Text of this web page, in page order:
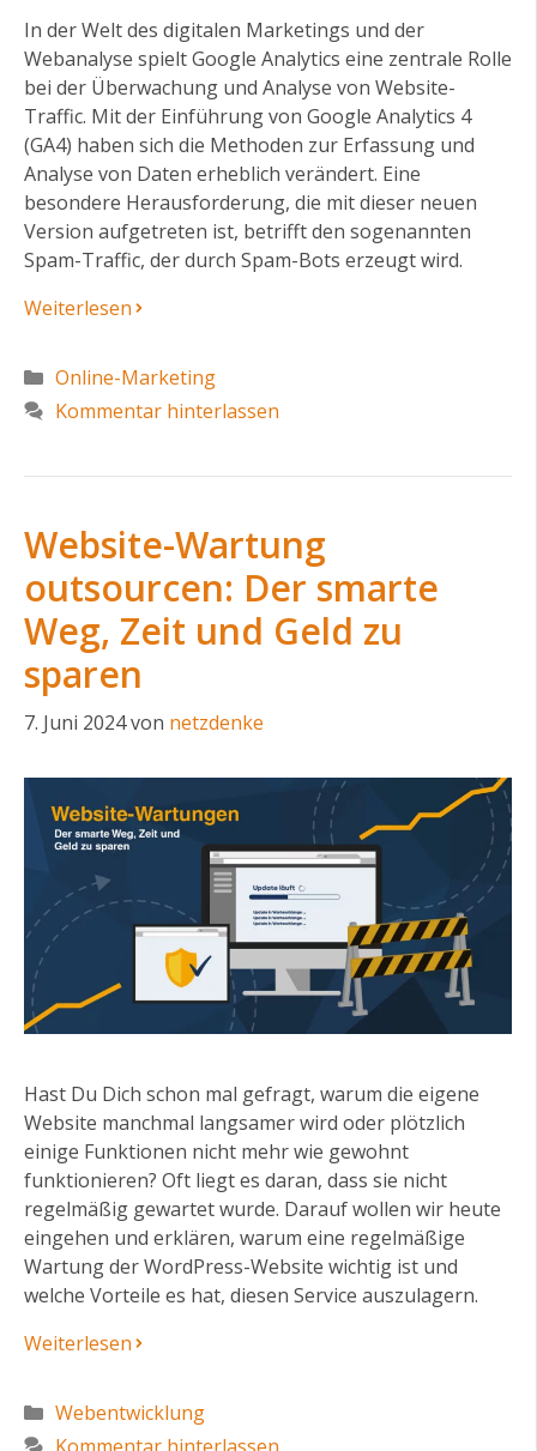
In der Welt des digitalen Marketings und der
Webanalyse spielt Google Analytics eine zentrale Rolle
bei der Überwachung und Analyse von Website-
Traffic. Mit der Einführung von Google Analytics 4
(GA4) haben sich die Methoden zur Erfassung und
Analyse von Daten erheblich verändert. Eine
besondere Herausforderung, die mit dieser neuen
Version aufgetreten ist, betrifft den sogenannten
Spam-Traffic, der durch Spam-Bots erzeugt wird.
Weiterlesen
Kategorien
Online-Marketing
Kommentar hinterlassen
Website-Wartung
outsourcen: Der smarte
Weg, Zeit und Geld zu
sparen
7. Juni 2024von netzdenke
Hast Du Dich schon mal gefragt, warum die eigene
Website manchmal langsamer wird oder plötzlich
einige Funktionen nicht mehr wie gewohnt
funktionieren? Oft liegt es daran, dass sie nicht
regelmäßig gewartet wurde. Darauf wollen wir heute
eingehen und erklären, warum eine regelmäßige
Wartung der WordPress-Website wichtig ist und
welche Vorteile es hat, diesen Service auszulagern.
Weiterlesen
Kategorien
Webentwicklung